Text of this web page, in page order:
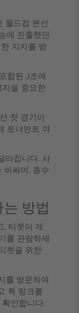
월드컵 본선
에 진출했던
지지를 받
함된 J조에
을 중요한
첫 경기이
토너먼트 여
라집니다. 사
비싸며, 층수
방법
, 티켓이 제
를 관람하세
켓을 위한
를 방문하여
퀵 링크를
인합니다.